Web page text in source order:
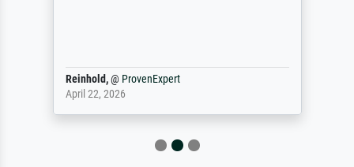
Reinhold,@ ProvenExpert
April 22, 2026